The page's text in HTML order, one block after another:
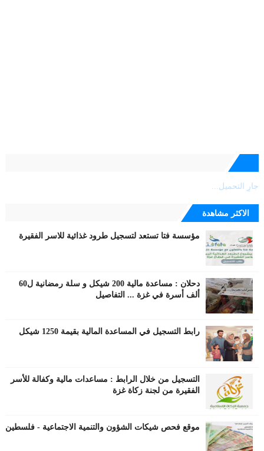
جارٍ التحميل...
الاكثر مشاهدة
مؤسسة فتا تستعد لتسجيل طرود غذائية للاسر الفقيرة
دحلان : مساعدة مالية 200 شيكل و سلة رمضانية ل60
ألف أسرة في غزة ... التفاصيل
رابط التسجيل في المساعدة المالية بقيمة 1250 شيكل
التسجيل من خلال الرابط : مساعدات مالية وكفالة للأسر
الفقيرة من لجنة زكاة غزة
موقع فحص شيكات الشؤون والتنمية الاجتماعية - فلسطين